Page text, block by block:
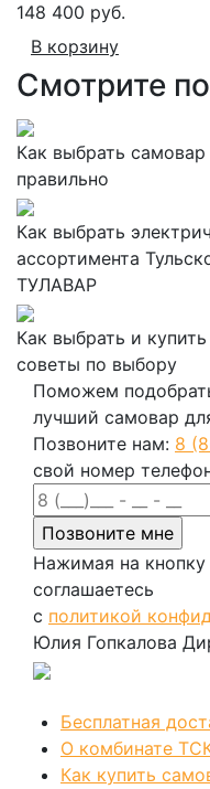
148 400 руб.
В корзину
Смотрите
Как выбрать
правильно
Как выбрать
ассортимента
ТУЛАВАР
Как выбрать и
советы по выбору
Поможем
лучший самовар
Позвоните нам: 8
свой номер
Нажимая на
соглашаетесь
с политикой
Юлия Гопкалова
Бесплатная
О комбинате
Как купить